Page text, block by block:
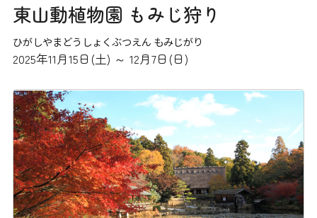
東山動植物園 もみじ狩り
ひがしやまどうしょくぶつえん もみじがり
2025年11月15日(土) ～ 12月7日(日)